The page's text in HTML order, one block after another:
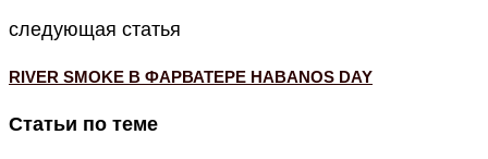
следующая статья
RIVER SMOKE В ФАРВАТЕРЕ HABANOS DAY
Статьи по теме